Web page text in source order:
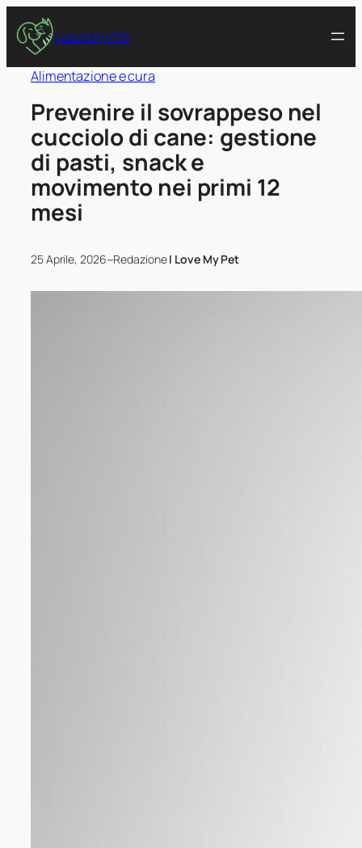
I Love My Pet
Alimentazione e cura
Prevenire il sovrappeso nel
cucciolo di cane: gestione
di pasti, snack e
movimento nei primi 12
mesi
25 Aprile, 2026–RedazioneI Love My Pet